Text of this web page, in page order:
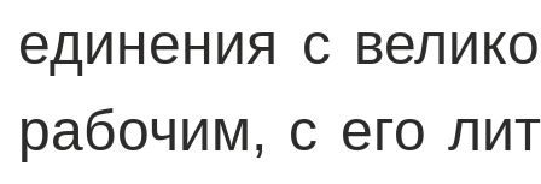
единения с
рабочим, с его